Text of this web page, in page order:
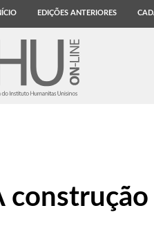
EDIÇÕES ANTERIORES